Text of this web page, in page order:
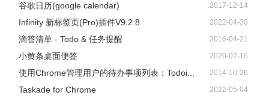
谷歌日历(google calendar) 2017-12-14
Infinity 新标签页(Pro)插件V9.2.8 2022-04-30
滴答清单 - Todo & 任务提醒 2016-04-21
小黄条桌面便签 2020-07-16
使用Chrome管理用户的待办事项列表：Todoi... 2014-10-26
Taskade for Chrome 2022-05-04